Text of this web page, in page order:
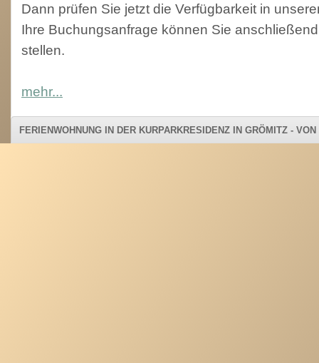
Dann prüfen Sie jetzt die Verfügbarkeit in
Ihre Buchungsanfrage können Sie
stellen.
mehr...
FERIENWOHNUNG IN DER KURPARKRESIDENZ IN GRÖMITZ -